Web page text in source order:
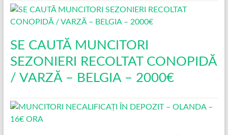
SE CAUTĂ MUNCITORI
SEZONIERI RECOLTAT CONOPIDĂ
/ VARZĂ – BELGIA – 2000€